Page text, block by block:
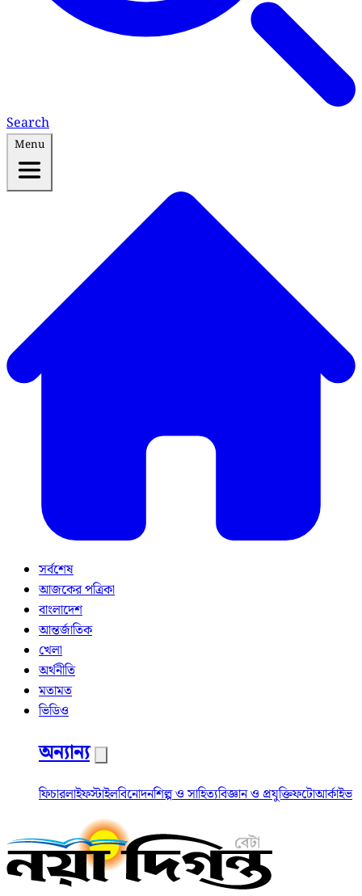
Search
Menu
সর্বশেষ
আজকের পত্রিকা
বাংলাদেশ
আন্তর্জাতিক
খেলা
অর্থনীতি
মতামত
ভিডিও
অন্যান্য
ফিচারলাইফস্টাইলবিনোদনশিল্প ও সাহিত্যবিজ্ঞান ও প্রযুক্তিফটোআর্কাইভ